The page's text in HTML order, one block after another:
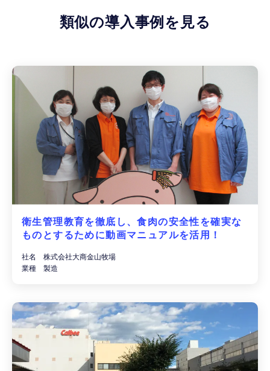
類似の導入事例を見る
衛生管理教育を徹底し、食肉の安全性を確実な
ものとするために動画マニュアルを活用！
社名 株式会社大商金山牧場
業種 製造